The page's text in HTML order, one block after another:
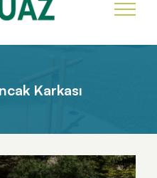
Karkası